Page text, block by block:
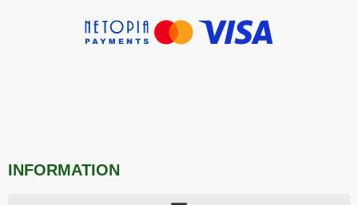
INFORMATION